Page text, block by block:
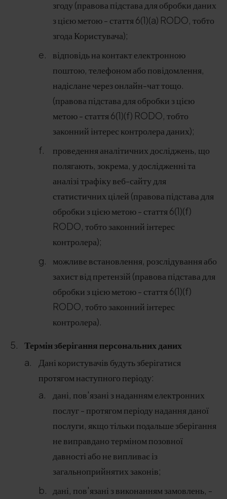
згоду (правова підстава для обробки даних
з цією метою - стаття 6(1)(a) RODO, тобто
згода Користувача);
відповідь на контакт електронною
поштою, телефоном або повідомлення,
надіслане через онлайн-чат тощо.
(правова підстава для обробки з цією
метою - стаття 6(1)(f) RODO, тобто
законний інтерес контролера даних);
проведення аналітичних досліджень, що
полягають, зокрема, у дослідженні та
аналізі трафіку веб-сайту для
статистичних цілей (правова підстава для
обробки з цією метою - стаття 6(1)(f)
RODO, тобто законний інтерес
контролера);
можливе встановлення, розслідування або
захист від претензій (правова підстава для
обробки з цією метою - стаття 6(1)(f)
RODO, тобто законний інтерес
контролера).
Термін зберігання персональних даних
Дані користувачів будуть зберігатися
протягом наступного періоду:
дані, пов'язані з наданням електронних
послуг - протягом періоду надання даної
послуги, якщо тільки подальше зберігання
не виправдано терміном позовної
давності або не випливає із
загальноприйнятих законів;
дані, пов'язані з виконанням замовлень, -